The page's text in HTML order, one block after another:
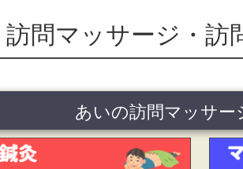
訪問マッサージ・訪
あいの訪問マッサー